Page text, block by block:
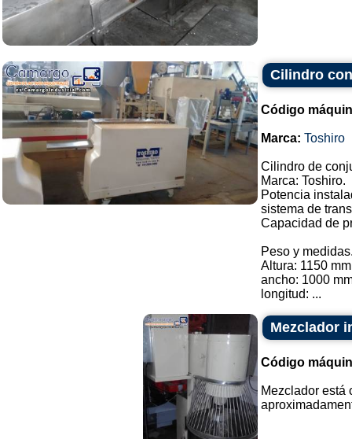
Cilindro
Código
Marca: Toshiro
Cilindro de
Marca: Toshiro.
Potencia
sistema de
Capacidad de
Peso y
Altura: 1150 mm
ancho: 1000
longitud: ...
Mezclador
Código
Mezclador está